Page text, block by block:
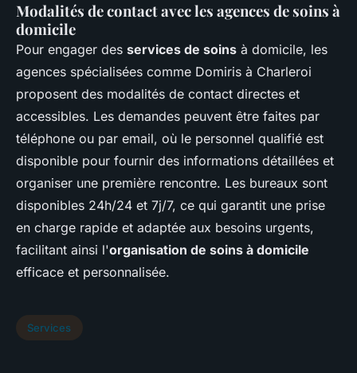
Modalités de contact avec les agences de soins à
domicile
Pour engager des services de soins à domicile, les
agences spécialisées comme Domiris à Charleroi
proposent des modalités de contact directes et
accessibles. Les demandes peuvent être faites par
téléphone ou par email, où le personnel qualifié est
disponible pour fournir des informations détaillées et
organiser une première rencontre. Les bureaux sont
disponibles 24h/24 et 7j/7, ce qui garantit une prise
en charge rapide et adaptée aux besoins urgents,
facilitant ainsi l'organisation de soins à domicile
efficace et personnalisée.
Services